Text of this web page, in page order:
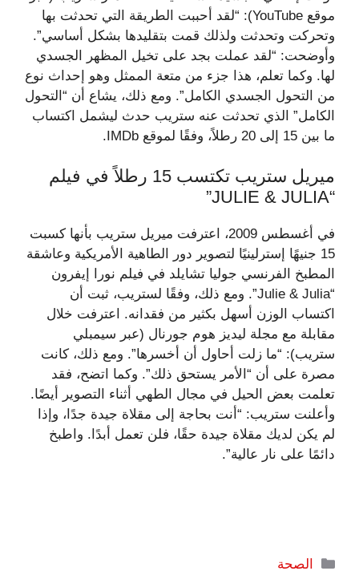
موقع YouTube): “لقد أحببت الطريقة التي تحدثت بها
وتحركت وتحدثت ولذلك قمت بتقليدها بشكل أساسي”.
وأوضحت: “لقد عملت بجد على تخيل المظهر الجسدي
لها. وكما تعلم، هذا جزء من متعة الممثل وهو إحداث نوع
من التحول الجسدي الكامل”. ومع ذلك، يشاع أن “التحول
الكامل” الذي تحدثت عنه ستريب حدث ليشمل اكتساب
ما بين 15 إلى 20 رطلاً، وفقًا لموقع IMDb.
ميريل ستريب تكتسب 15 رطلاً في فيلم
“JULIE & JULIA”
في أغسطس 2009، اعترفت ميريل ستريب بأنها كسبت
15 جنيهًا إسترلينيًا لتصوير دور الطاهية الأمريكية وعاشقة
المطبخ الفرنسي جوليا تشايلد في فيلم نورا إيفرون
“Julie & Julia”. ومع ذلك، وفقًا لستريب، ثبت أن
اكتساب الوزن أسهل بكثير من فقدانه. اعترفت خلال
مقابلة مع مجلة ليديز هوم جورنال (عبر سيمبلي
ستريب): “ما زلت أحاول أن أخسرها”. ومع ذلك، كانت
مصرة على أن “الأمر يستحق ذلك”. وكما اتضح، فقد
تعلمت بعض الحيل في مجال الطهي أثناء التصوير أيضًا.
وأعلنت ستريب: “أنت بحاجة إلى مقلاة جيدة جدًا، وإذا
لم يكن لديك مقلاة جيدة حقًا، فلن تعمل أبدًا. واطبخ
دائمًا على نار عالية”.
التصنيفات
الصحة